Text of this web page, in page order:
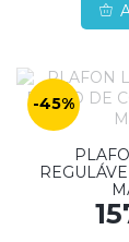
-45%